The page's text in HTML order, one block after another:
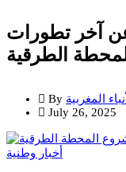
آخر تطورات
الطرقية
By المغربية
July 26, 2025
أخبار وطنية